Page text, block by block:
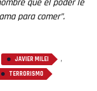
que el poder le
para comer”.
JAVIER MILEI ,
TERRORISMO